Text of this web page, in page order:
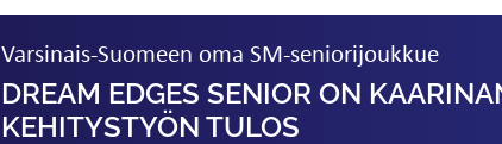
Varsinais-Suomeen oma SM-seniorijoukkue
DREAM EDGES SENIOR ON
KEHITYSTYÖN TULOS